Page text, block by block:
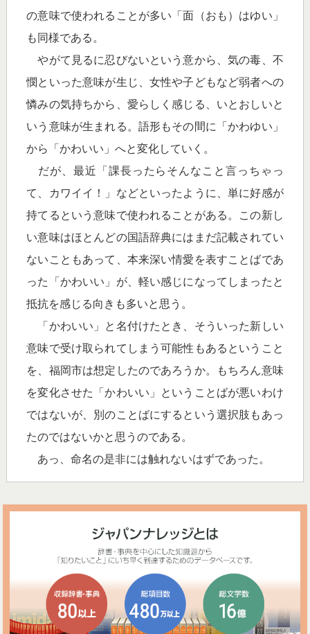
の意味で使われることが多い「面（おも）はゆい」
も同様である。
やがて見るに忍びないという意から、気の毒、不
憫といった意味が生じ、女性や子どもなど弱者への
憐みの気持ちから、愛らしく感じる、いとおしいと
いう意味が生まれる。語形もその間に「かわゆい」
から「かわいい」へと変化していく。
だが、最近「課長ったらそんなこと言っちゃっ
て、カワイイ！」などといったように、単に好感が
持てるという意味で使われることがある。この新し
い意味はほとんどの国語辞典にはまだ記載されてい
ないこともあって、本来深い情愛を表すことばであ
った「かわいい」が、軽い感じになってしまったと
抵抗を感じる向きも多いと思う。
「かわいい」と名付けたとき、そういった新しい
意味で受け取られてしまう可能性もあるということ
を、福岡市は想定したのであろうか。もちろん意味
を変化させた「かわいい」ということばが悪いわけ
ではないが、別のことばにするという選択肢もあっ
たのではないかと思うのである。
あっ、命名の是非には触れないはずであった。